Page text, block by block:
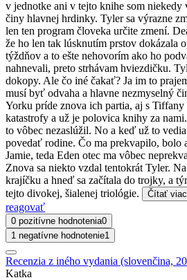
v jednotke ani v tejto knihe som niekedy
činy hlavnej hrdinky. Tyler sa výrazne
len ten program človeka určite zmení.
že ho len tak lúsknutím prstov dokázala
týždňov a to ešte nehovorím ako ho
nahnevali, preto strhávam hviezdičku.
dokopy. Ale čo iné čakať? Ja im to
musí byť odvaha a hlavne nezmyselný
Yorku príde znova ich partia, aj s
katastrofy a už je polovica knihy za
to vôbec nezaslúžil. No a keď už to
povedať rodine. Čo ma prekvapilo, bolo
Jamie, teda Eden otec ma vôbec
Znova sa niekto vzdal tentokrát Tyler.
krajíčku a hneď sa začítala do trojky, a
tejto divokej, šialenej triológie.
Čítať viac
reagovať
0 pozitívne hodnotenia0
1 negatívne hodnotenie1
Recenzia z iného vydania (slovenčina,
Katka